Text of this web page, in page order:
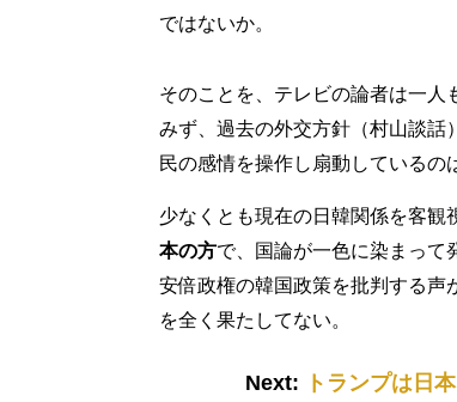
ではないか。
そのことを、テレビの論者は一人
みず、過去の外交方針（村山談話
民の感情を操作し扇動しているの
少なくとも現在の日韓関係を客観
本の方で、国論が一色に染まって
安倍政権の韓国政策を批判する声
を全く果たしてない。
Next: トランプは日